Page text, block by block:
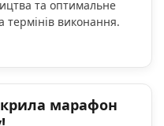
та оптимальне
термінів виконання.
марафон